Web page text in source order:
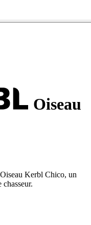
Oiseau
Kerbl Chico, un